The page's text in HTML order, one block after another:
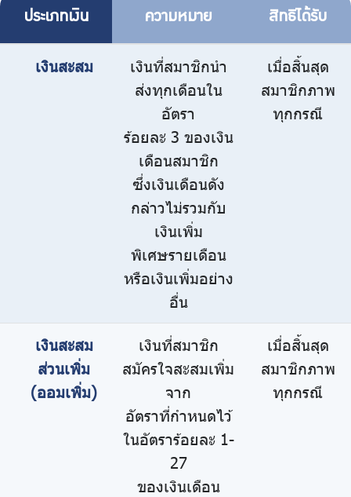
ประเภทเงิน ความหมาย สิทธิได้รับ
เงินสะสม
เงินที่สมาชิกนำ
ส่งทุกเดือนใน
อัตรา
ร้อยละ 3 ของเงิน
เดือนสมาชิก
ซึ่งเงินเดือนดัง
กล่าวไม่รวมกับ
เงินเพิ่ม
พิเศษรายเดือน
หรือเงินเพิ่มอย่าง
อื่น
เมื่อสิ้นสุด
สมาชิกภาพ
ทุกกรณี
เงินสะสม
ส่วนเพิ่ม
(ออมเพิ่ม)
เงินที่สมาชิก
สมัครใจสะสมเพิ่ม
จาก
อัตราที่กำหนดไว้
ในอัตราร้อยละ 1-
27
ของเงินเดือน
เมื่อสิ้นสุด
สมาชิกภาพ
ทุกกรณี